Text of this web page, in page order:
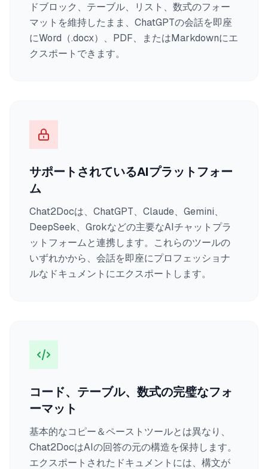
ドブロック、テーブル、リスト、数式のフォー
マットを維持したまま、ChatGPTの会話を即座
にWord（.docx）、PDF、またはMarkdownにエ
クスポートできます。
サポートされているAIプラットフォー
ム
Chat2Docは、ChatGPT、Claude、Gemini、
DeepSeek、Grokなどの主要なAIチャットプラ
ットフォームと連携します。これらのツールの
いずれかから、会話を即座にプロフェッショナ
ルなドキュメントにエクスポートします。
コード、テーブル、数式の完璧なフォ
ーマット
基本的なコピー＆ペーストツールとは異なり、
Chat2DocはAIの回答の元の構造を保持します。
エクスポートされたドキュメントには、構文が